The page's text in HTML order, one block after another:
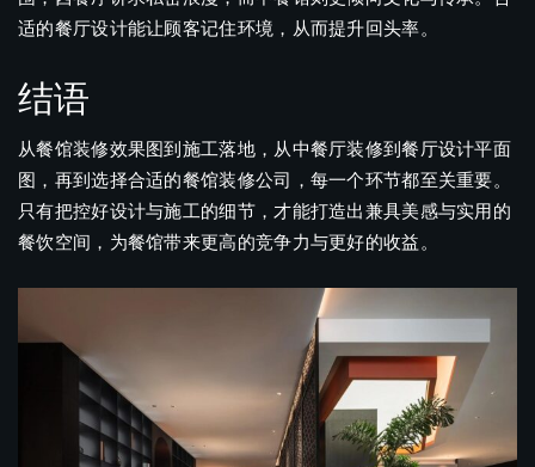
适的餐厅设计能让顾客记住环境，从而提升回头率。
结语
从餐馆装修效果图到施工落地，从中餐厅装修到餐厅设计平面
图，再到选择合适的餐馆装修公司，每一个环节都至关重要。
只有把控好设计与施工的细节，才能打造出兼具美感与实用的
餐饮空间，为餐馆带来更高的竞争力与更好的收益。